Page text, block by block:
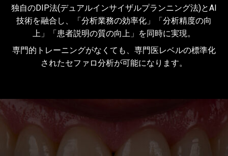
独自のDIP法(デュアルインサイザルプランニング法)とAI
技術を融合し、「分析業務の効率化」「分析精度の向
上」「患者説明の質の向上」を同時に実現。
専門的トレーニングがなくても、専門医レベルの標準化
されたセファロ分析が可能になります。